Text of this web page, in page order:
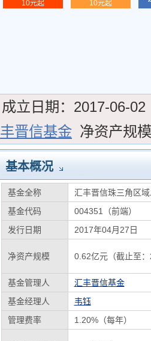
10元起 10元起
成立日期： 2017-06-02
丰晋信基金 净资产规
基本概况
基金全称
汇丰晋信珠三角区
基金代码
004351（前端）
发行日期
2017年04月27日
净资产规模 0.62亿元（截止至
基金管理人
汇丰晋信基金
基金经理人
韦钰
管理费率
1.20%（每年）